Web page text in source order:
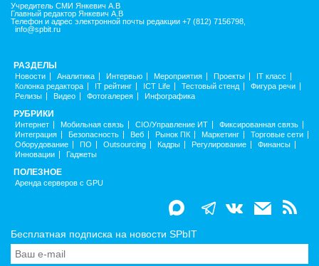
Учредитель СМИ Янкевич А.В
Главный редактор Янкевич А.В
Телефон и адрес электронной почты редакции +7 (812) 7156798,
info@spbit.ru
РАЗДЕЛЫ
Новости Аналитика Интервью Мероприятия Проекты
IT класс
Колонка редактора
IT рейтинг ICT Life Тестовый стенд
Фигура речи
Релизы
Видео Фотогалерея Инфографика
РУБРИКИ
Интернет Мобильная связь CIO/Управление ИТ
Фиксированная связь
Интеграция
Безопасность Веб Рынок ПК Маркетинг
Торговые сети
Оборудование
ПО Outsourcing Кадры Регулирование
Финансы
Инновации
Гаджеты
ПОЛЕЗНОЕ
Аренда серверов с GPU
Бесплатная подписка на новости SPbIT